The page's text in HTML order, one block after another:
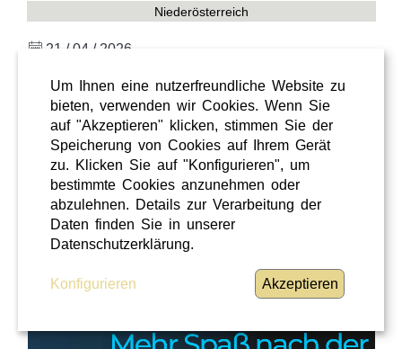
Niederösterreich
21 / 04 / 2026
APROPOS JAGD & HUND-MESSE Wiener
Neustadt
Ermäßigung! und so geht's
WEITERLESEN
Um Ihnen eine nutzerfreundliche Website zu
bieten, verwenden wir Cookies. Wenn Sie
auf "Akzeptieren" klicken, stimmen Sie der
Speicherung von Cookies auf Ihrem Gerät
zu. Klicken Sie auf "Konfigurieren", um
bestimmte Cookies anzunehmen oder
abzulehnen. Details zur Verarbeitung der
Daten finden Sie in unserer
Datenschutzerklärung.
Konfigurieren Akzeptieren